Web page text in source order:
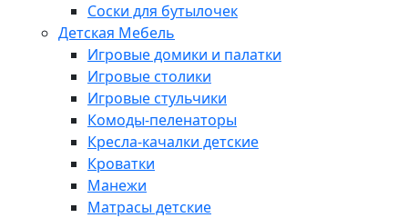
Соски для бутылочек
Детская Мебель
Игровые домики и палатки
Игровые столики
Игровые стульчики
Комоды-пеленаторы
Кресла-качалки детские
Кроватки
Манежи
Матрасы детские